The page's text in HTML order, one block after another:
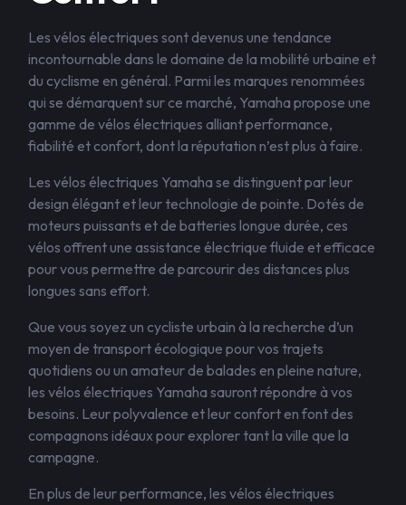
Les vélos électriques sont devenus une tendance
incontournable dans le domaine de la mobilité urbaine et
du cyclisme en général. Parmi les marques renommées
qui se démarquent sur ce marché, Yamaha propose une
gamme de vélos électriques alliant performance,
fiabilité et confort, dont la réputation n’est plus à faire.
Les vélos électriques Yamaha se distinguent par leur
design élégant et leur technologie de pointe. Dotés de
moteurs puissants et de batteries longue durée, ces
vélos offrent une assistance électrique fluide et efficace
pour vous permettre de parcourir des distances plus
longues sans effort.
Que vous soyez un cycliste urbain à la recherche d’un
moyen de transport écologique pour vos trajets
quotidiens ou un amateur de balades en pleine nature,
les vélos électriques Yamaha sauront répondre à vos
besoins. Leur polyvalence et leur confort en font des
compagnons idéaux pour explorer tant la ville que la
campagne.
En plus de leur performance, les vélos électriques